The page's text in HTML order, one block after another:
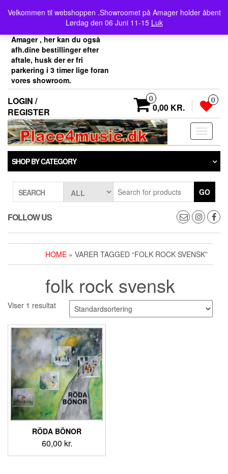
content
Velkommen til webshoppen .Showroomet på Amager holder åbent
Lørdag den 06 Juni 11-15 Luk
Velkommen her i
Place4music`s webshop .
Vores showroom ligger på
Amager , her kan du også
afh.dine bestillinger efter
aftale, husk der er fri
parkering i 3 timer lige foran
vores showroom.
LOGIN /
REGISTER
0
0,00 KR.
0
Toggle
SHOP BY CATEGORY
SEARCH GO
FOLLOW US
HOME » VARER TAGGED “FOLK ROCK SVENSK”
folk rock svensk
Viser 1 resultat
RÖDA BÖNOR
60,00 kr.